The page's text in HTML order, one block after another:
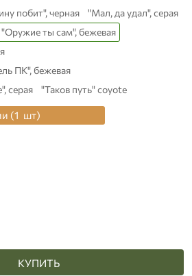
побит", черная
"Мал, да удал", серая
"Оружие ты сам", бежевая
ПК", бежевая
серая
"Таков путь" coyote
(1 шт)
КУПИТЬ